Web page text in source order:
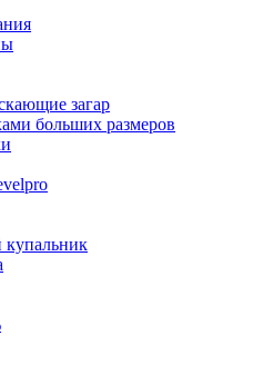
загар
больших размеров